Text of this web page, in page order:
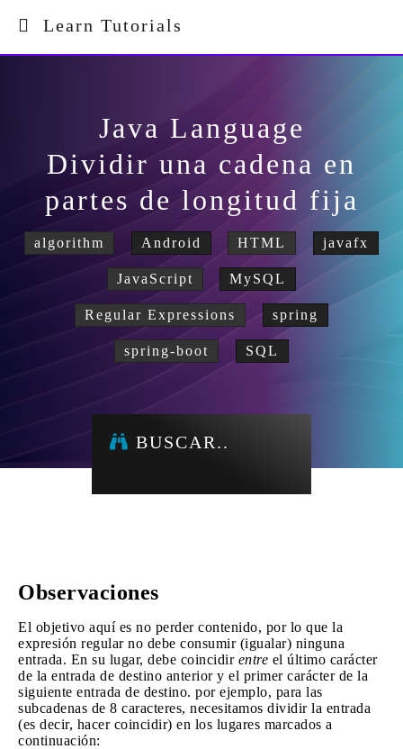
Learn Tutorials
Java Language
Dividir una cadena en
partes de longitud fija
algorithm Android HTML javafx
JavaScript MySQL
Regular Expressions spring
spring-boot SQL
BUSCAR..
Observaciones
El objetivo aquí es no perder contenido, por lo que la
expresión regular no debe consumir (igualar) ninguna
entrada. En su lugar, debe coincidir entre el último carácter
de la entrada de destino anterior y el primer carácter de la
siguiente entrada de destino. por ejemplo, para las
subcadenas de 8 caracteres, necesitamos dividir la entrada
(es decir, hacer coincidir) en los lugares marcados a
continuación: